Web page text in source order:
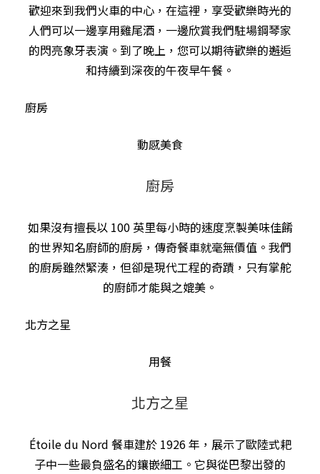
歡迎來到我們火車的中心，在這裡，享受歡樂時光的
人們可以一邊享用雞尾酒，一邊欣賞我們駐場鋼琴家
的閃亮象牙表演。到了晚上，您可以期待歡樂的邂逅
和持續到深夜的午夜早午餐。
廚房
動感美食
廚房
如果沒有擅長以 100 英里每小時的速度烹製美味佳餚
的世界知名廚師的廚房，傳奇餐車就毫無價值。我們
的廚房雖然緊湊，但卻是現代工程的奇蹟，只有掌舵
的廚師才能與之媲美。
北方之星
用餐
北方之星
Étoile du Nord 餐車建於 1926 年，展示了歐陸式耙
子中一些最負盛名的鑲嵌細工。它與從巴黎出發的